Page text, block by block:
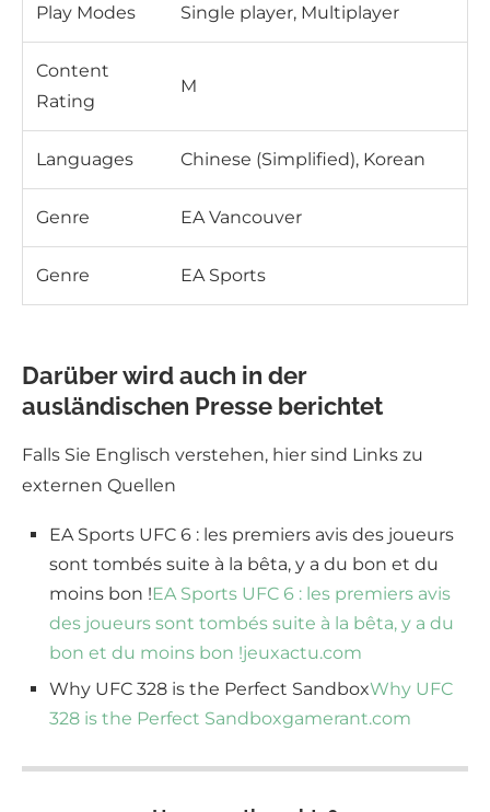
Play Modes Single player, Multiplayer
Content
Rating
M
Languages Chinese (Simplified), Korean
Genre EA Vancouver
Genre EA Sports
Darüber wird auch in der
ausländischen Presse berichtet
Falls Sie Englisch verstehen, hier sind Links zu
externen Quellen
EA Sports UFC 6 : les premiers avis des joueurs
sont tombés suite à la bêta, y a du bon et du
moins bon !EA Sports UFC 6 : les premiers avis
des joueurs sont tombés suite à la bêta, y a du
bon et du moins bon !jeuxactu.com
Why UFC 328 is the Perfect SandboxWhy UFC
328 is the Perfect Sandboxgamerant.com